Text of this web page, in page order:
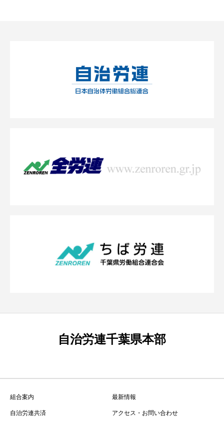
自治労連千葉県本部
組合案内
最新情報
自治労連共済
アクセス・お問い合わせ